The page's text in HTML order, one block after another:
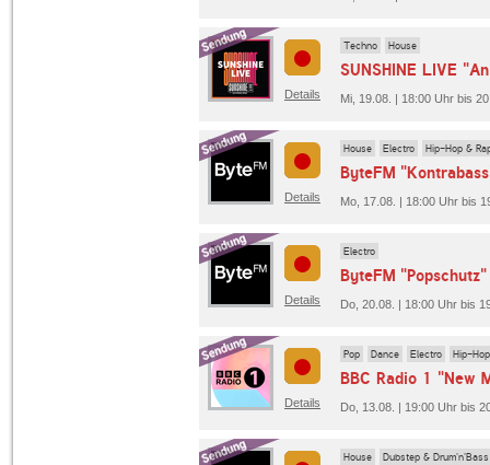
Details
Techno House
SUNSHINE LIVE
Mi, 19.08. | 18:00 Uhr bis
Details
House Electro Hip-Hop &
ByteFM
Mo, 17.08. | 18:00 Uhr bis
Details
Electro
ByteFM "Popschutz"
Do, 20.08. | 18:00 Uhr bis
Details
Pop Dance Electro Hip-
BBC Radio 1 "New
Do, 13.08. | 19:00 Uhr bis
House Dubstep & Drum'n'Bass